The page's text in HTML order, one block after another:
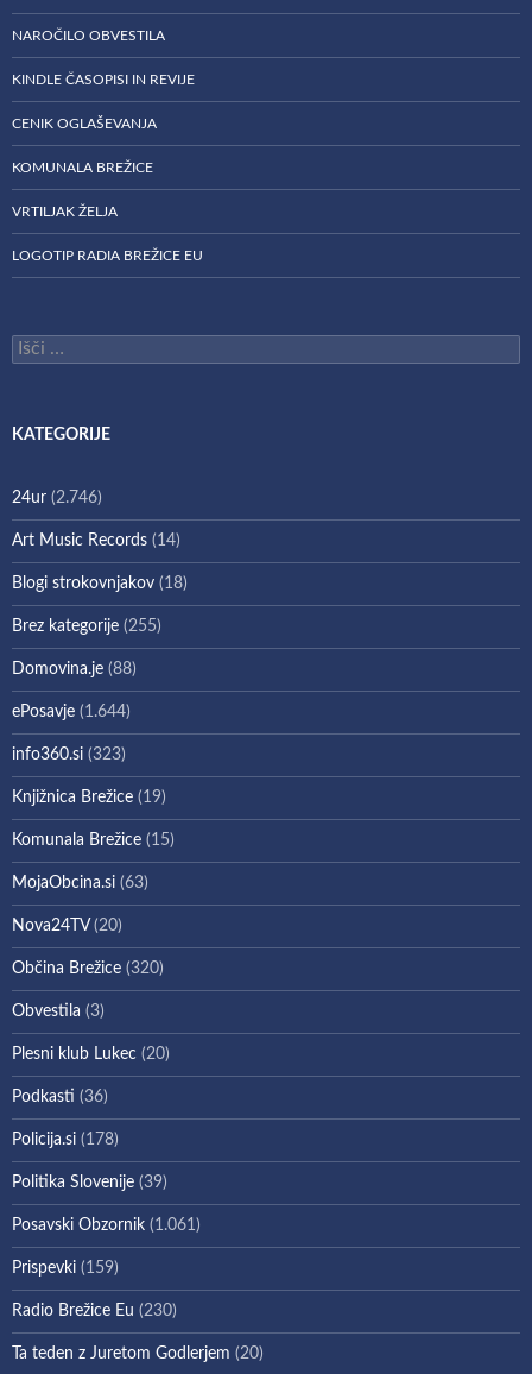
NAROČILO OBVESTILA
KINDLE ČASOPISI IN REVIJE
CENIK OGLAŠEVANJA
KOMUNALA BREŽICE
VRTILJAK ŽELJA
LOGOTIP RADIA BREŽICE EU
Išči:
KATEGORIJE
24ur (2.746)
Art Music Records (14)
Blogi strokovnjakov (18)
Brez kategorije (255)
Domovina.je (88)
ePosavje (1.644)
info360.si (323)
Knjižnica Brežice (19)
Komunala Brežice (15)
MojaObcina.si (63)
Nova24TV(20)
Občina Brežice (320)
Obvestila (3)
Plesni klub Lukec (20)
Podkasti (36)
Policija.si (178)
Politika Slovenije (39)
Posavski Obzornik (1.061)
Prispevki (159)
Radio Brežice Eu (230)
Ta teden z Juretom Godlerjem (20)